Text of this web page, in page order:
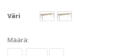
Väri
Määrä: